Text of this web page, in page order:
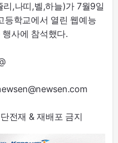
,나띠,벨,하늘)가 7월9일
등학교에서 열린 웹예능
사에 참석했다.
전재 & 재배포 금지